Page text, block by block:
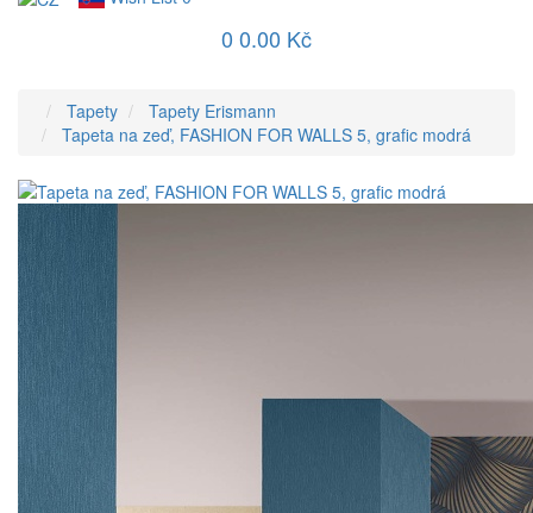
0 0.00 Kč
Tapety
Tapety Erismann
Tapeta na zeď, FASHION FOR WALLS 5, grafic modrá